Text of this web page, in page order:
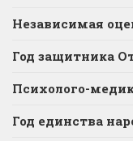
Независимая
Год защитника
Психолого-
Год единства